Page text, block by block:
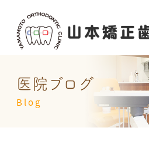
医院ブログ
Blog